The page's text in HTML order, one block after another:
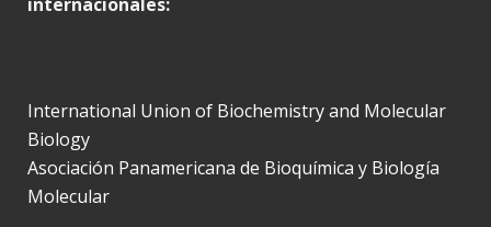
International Union of Biochemistry and Molecular
Biology
Asociación Panamericana de Bioquímica y Biología
Molecular